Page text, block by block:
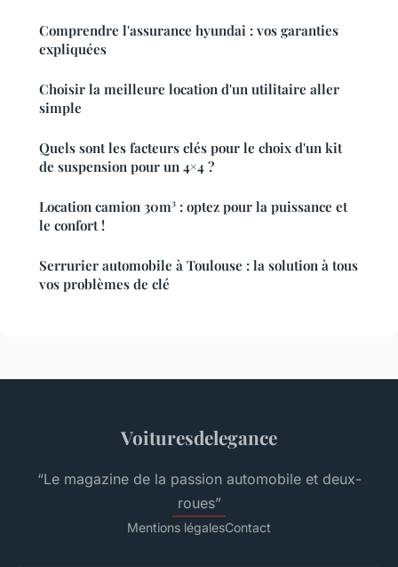
Comprendre l'assurance hyundai : vos garanties
expliquées
Choisir la meilleure location d'un utilitaire aller
simple
Quels sont les facteurs clés pour le choix d'un kit
de suspension pour un 4×4 ?
Location camion 30m³ : optez pour la puissance et
le confort !
Serrurier automobile à Toulouse : la solution à tous
vos problèmes de clé
Voituresdelegance
“Le magazine de la passion automobile et deux-
roues”
Mentions légalesContact